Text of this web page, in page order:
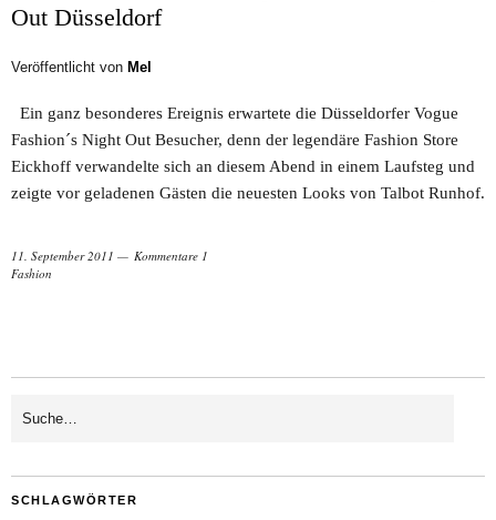
Out Düsseldorf
Veröffentlicht von Mel
Ein ganz besonderes Ereignis erwartete die Düsseldorfer Vogue
Fashion´s Night Out Besucher, denn der legendäre Fashion Store
Eickhoff verwandelte sich an diesem Abend in einem Laufsteg und
zeigte vor geladenen Gästen die neuesten Looks von Talbot Runhof.
11. September 2011
Kommentare 1
Fashion
SCHLAGWÖRTER